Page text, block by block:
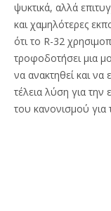
ψυκτικά, αλλά
και χαμηλότερες
ότι το R-32
τροφοδοτήσει μια
να ανακτηθεί και να
τέλεια λύση για
του κανονισμού για